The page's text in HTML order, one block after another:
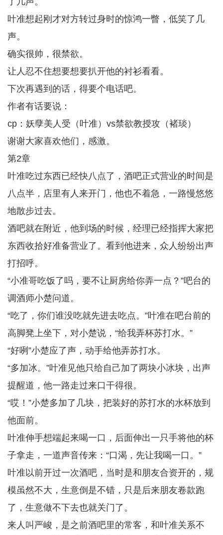
叶准想起刚才对方转过身时的惊鸿一瞥，低笑了几
声。
确实很帅，很禁欲。
让人忍不住想要想要扒开他的衬衫看看。
下次再遇到的话，得要个电话吧。
作者有话要说：
cp：妖孽美人受（叶准）vs禁欲教授攻（褚琰）
谢谢大家喜欢他们，感激。
第2章
叶准吃过东西已经快八点了，酒吧正式营业的时间是
八点半，店里有人来开门，他也不着急，一路慢悠悠
地散步过去。
酒吧就在附近，他到场的时候，经理已经指挥大家把
东西收拾好准备营业了。看到他进来，众人纷纷出声
打招呼。
“小准哥吃饭了吗，要不让厨房给你弄一点？”吧台的
调酒师小楚问道。
“吃了，你们谁没吃就先进去吃点。”叶准在吧台前的
高脚凳上坐下，对小楚说，“给我弄杯苏打水。”
“好咧”小楚应了声，动手给他弄苏打水。
“多加冰。”叶准见他只给自己加了两块小冰块，出声
提醒道，他一路走过来口干得很。
“哎！”小楚多加了几块，把装好的苏打水的水杯放到
他面前。
叶准伸手想端起来喝一口，后面伸出一只手将他的杯
子拿走，一道声音传来：“口渴，先让我喝一口。”
叶准以前开过一次酒吧，当时是和朋友合资开的，规
模虽然不大，生意倒是不错，只是后来朋友卷款跑
了，生意做不下去也就关门了。
来人叫严峻，是之前酒吧里的常客，和叶准关系不